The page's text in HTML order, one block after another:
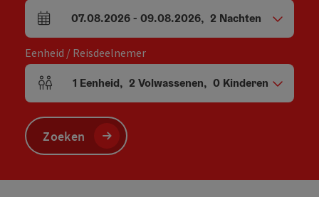
Velden voor aankomst en vertrek
07.08.2026- 09.08.2026, 2 Nachten
Eenheid / Reisdeelnemer
Aantal eenheden en persoonsvelden
1 Eenheid, 2 Volwassenen, 0 Kinderen
Zoeken